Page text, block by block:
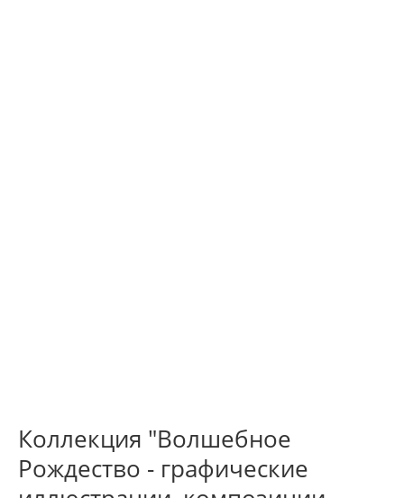
Коллекция "Волшебное
Рождество - графические